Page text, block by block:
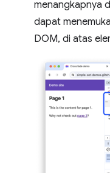
menangkapnya
dapat
DOM, di atas